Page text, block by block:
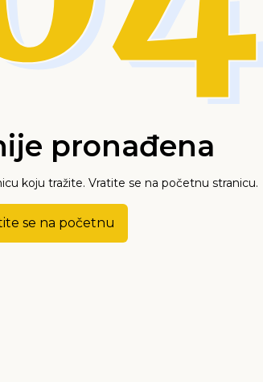
pronađena
koju tražite. Vratite se na početnu stranicu.
se na početnu